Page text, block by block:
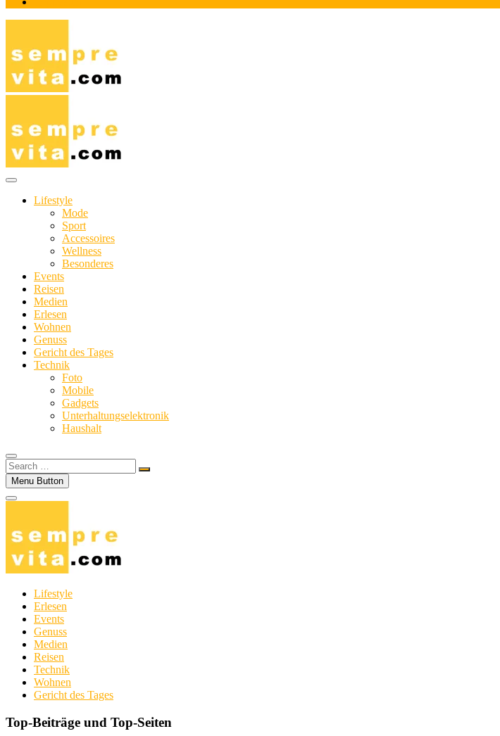
Lifestyle
Mode
Sport
Accessoires
Wellness
Besonderes
Events
Reisen
Medien
Erlesen
Wohnen
Genuss
Gericht des Tages
Technik
Foto
Mobile
Gadgets
Unterhaltungselektronik
Haushalt
Search
…Menu Button
Lifestyle
Erlesen
Events
Genuss
Medien
Reisen
Technik
Wohnen
Gericht des Tages
Top-Beiträge und Top-Seiten